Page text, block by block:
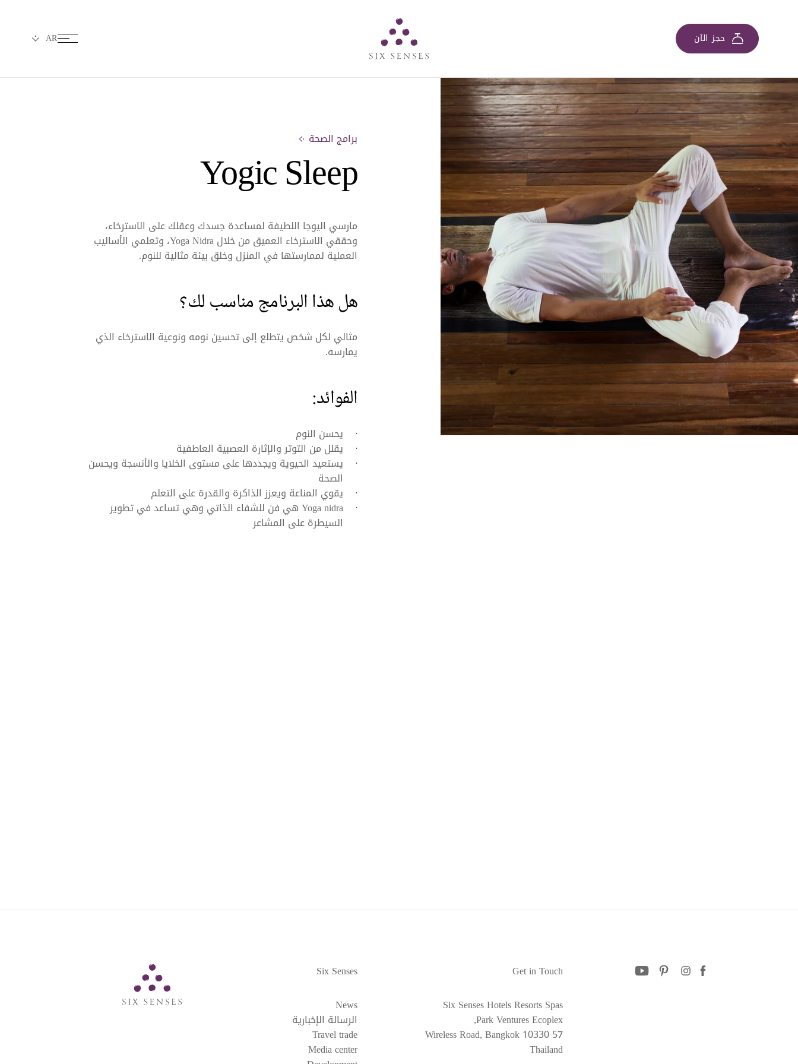
حجز الآن
برامج الصحة
Yogic Sleep
مارسي اليوجا اللطيفة لمساعدة جسدك وعقلك على الاسترخاء،
وحققي الاسترخاء العميق من خلال Yoga Nidra، وتعلمي الأساليب
العملية لممارستها في المنزل وخلق بيئة مثالية للنوم.
هل هذا البرنامج مناسب لك؟
مثالي لكل شخص يتطلع إلى تحسين نومه ونوعية الاسترخاء الذي
يمارسه.
الفوائد:
يحسن النوم
يقلل من التوتر والإثارة العصبية العاطفية
يستعيد الحيوية ويجددها على مستوى الخلايا والأنسجة ويحسن
الصحة
يقوي المناعة ويعزز الذاكرة والقدرة على التعلم
Yoga nidra هي فن للشفاء الذاتي وهي تساعد في تطوير
السيطرة على المشاعر
Six Senses
News
الرسالة الإخبارية
Travel trade
Media center
Get in Touch
Six Senses Hotels Resorts Spas
Park Ventures Ecoplex,
57 Wireless Road, Bangkok 10330
Thailand
facebook
instagram
pinterest